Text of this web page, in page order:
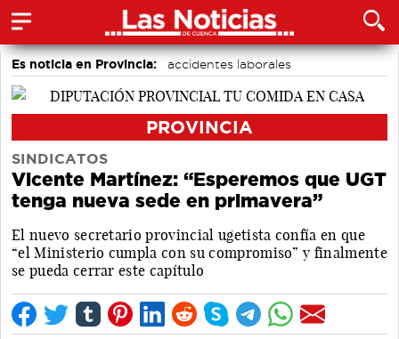
Es noticia en Provincia:
accidentes laborales
Medio Ambiente
PROVINCIA
SINDICATOS
Vicente Martínez: “Esperemos que UGT
tenga nueva sede en primavera”
El nuevo secretario provincial ugetista confía en que
“el Ministerio cumpla con su compromiso” y finalmente
se pueda cerrar este capítulo